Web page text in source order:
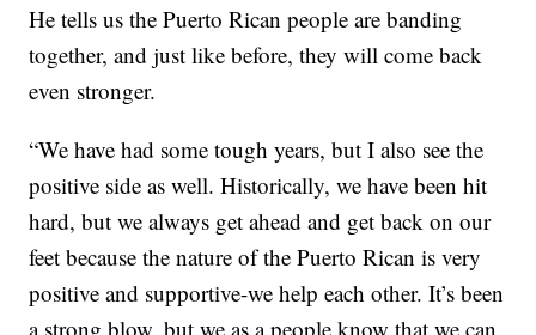
He tells us the Puerto Rican people are banding
together, and just like before, they will come back
even stronger.
“We have had some tough years, but I also see the
positive side as well. Historically, we have been hit
hard, but we always get ahead and get back on our
feet because the nature of the Puerto Rican is very
positive and supportive-we help each other. It’s been
a strong blow, but we as a people know that we can